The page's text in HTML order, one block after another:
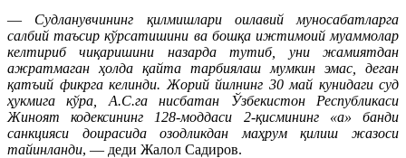
— Судланувчининг қилмишлари оилавий муносабатларга
салбий таъсир кўрсатишини ва бошқа ижтимоий муаммолар
келтириб чиқаришини назарда тутиб, уни жамиятдан
ажратмаган ҳолда қайта тарбиялаш мумкин эмас, деган
қатъий фикрга келинди. Жорий йилнинг 30 май кунидаги суд
ҳукмига кўра, А.С.га нисбатан Ўзбекистон Республикаси
Жиноят кодексининг 128-моддаси 2-қисмининг «а» банди
санкцияси доирасида озодликдан маҳрум қилиш жазоси
тайинланди, — деди Жалол Садиров.